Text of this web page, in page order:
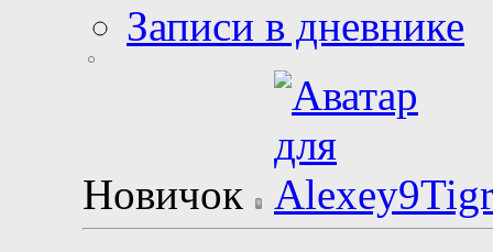
Записи в дневнике
Новичок